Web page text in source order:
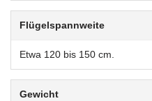
Flügelspannweite
Etwa 120 bis 150 cm.
Gewicht